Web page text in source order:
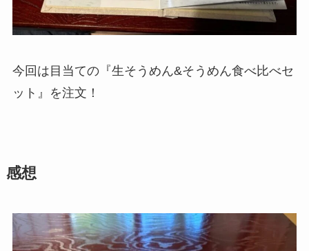
今回は目当ての『生そうめん&そうめん食べ比べセ
ット』を注文！
感想